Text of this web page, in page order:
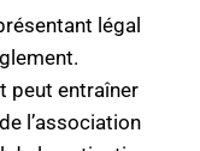
légal
peut entraîner
l’association